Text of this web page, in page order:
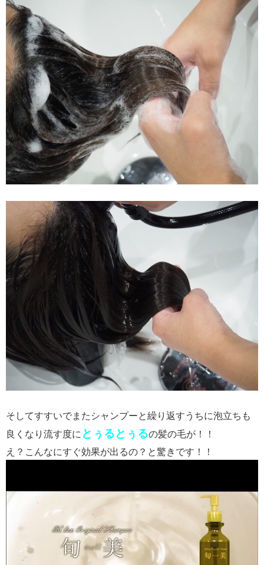
そしてすすいでまたシャンプーと繰り返すうちに泡立ちも
良くなり流す度に とぅるとぅるの髪の毛が！！
え？こんなにすぐ効果が出るの？と驚きです！！